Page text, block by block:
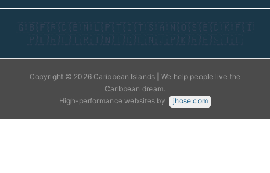
🇬🇧 🇫🇷 🇩🇪 🇳🇱 🇵🇹 🇮🇹 🇸🇦 🇳🇴 🇸🇪 🇩🇰 🇫🇮
🇵🇱 🇷🇺 🇹🇷 🇮🇳 🇮🇩 🇨🇳 🇯🇵 🇰🇷 🇪🇸 🇮🇱
Copyright © 2026 Caribbean Islands | We help people live the
Caribbean dream.
High-performance websites by
jhose.com